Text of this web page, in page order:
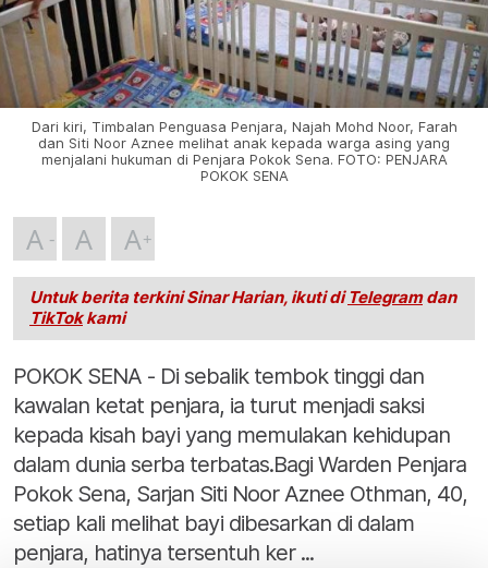
Dari kiri, Timbalan Penguasa Penjara, Najah Mohd Noor, Farah
dan Siti Noor Aznee melihat anak kepada warga asing yang
menjalani hukuman di Penjara Pokok Sena. FOTO: PENJARA
POKOK SENA
A A A
Untuk berita terkini Sinar Harian, ikuti di Telegramdan
TikTokkami
POKOK SENA - Di sebalik tembok tinggi dan
kawalan ketat penjara, ia turut menjadi saksi
kepada kisah bayi yang memulakan kehidupan
dalam dunia serba terbatas.Bagi Warden Penjara
Pokok Sena, Sarjan Siti Noor Aznee Othman, 40,
setiap kali melihat bayi dibesarkan di dalam
penjara, hatinya tersentuh ker ...